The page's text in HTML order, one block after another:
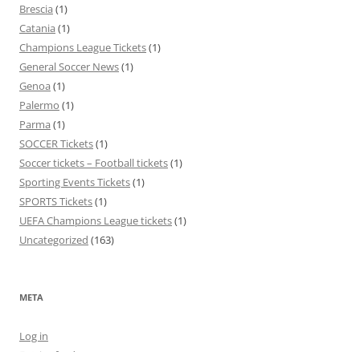
Brescia (1)
Catania (1)
Champions League Tickets(1)
General Soccer News(1)
Genoa (1)
Palermo (1)
Parma (1)
SOCCER Tickets(1)
Soccer tickets – Football tickets(1)
Sporting Events Tickets(1)
SPORTS Tickets(1)
UEFA Champions League tickets(1)
Uncategorized (163)
META
Log in